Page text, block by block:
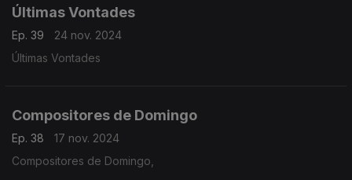
Últimas Vontades
Ep. 39
24 nov. 2024
Últimas Vontades
Compositores de Domingo
Ep. 38
17 nov. 2024
Compositores de Domingo,